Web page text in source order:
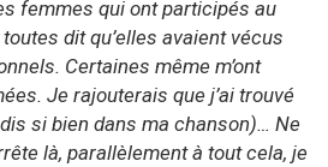
femmes qui ont participés au
dit qu’elles avaient vécus
Certaines même m’ont
Je rajouterais que j’ai trouvé
si bien dans ma chanson)… Ne
là, parallèlement à tout cela, je